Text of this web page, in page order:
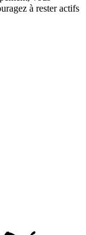
à rester actifs